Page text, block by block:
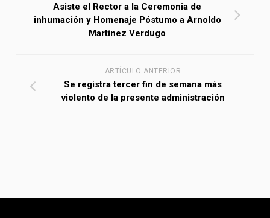
Asiste el Rector a la Ceremonia de
inhumación y Homenaje Póstumo a Arnoldo
Martínez Verdugo
ARTÍCULO ANTERIOR
Se registra tercer fin de semana más
violento de la presente administración